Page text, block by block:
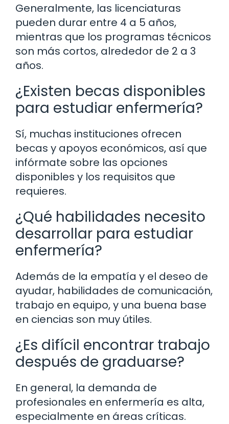
Generalmente, las licenciaturas
pueden durar entre 4 a 5 años,
mientras que los programas técnicos
son más cortos, alrededor de 2 a 3
años.
¿Existen becas disponibles
para estudiar enfermería?
Sí, muchas instituciones ofrecen
becas y apoyos económicos, así que
infórmate sobre las opciones
disponibles y los requisitos que
requieres.
¿Qué habilidades necesito
desarrollar para estudiar
enfermería?
Además de la empatía y el deseo de
ayudar, habilidades de comunicación,
trabajo en equipo, y una buena base
en ciencias son muy útiles.
¿Es difícil encontrar trabajo
después de graduarse?
En general, la demanda de
profesionales en enfermería es alta,
especialmente en áreas críticas.